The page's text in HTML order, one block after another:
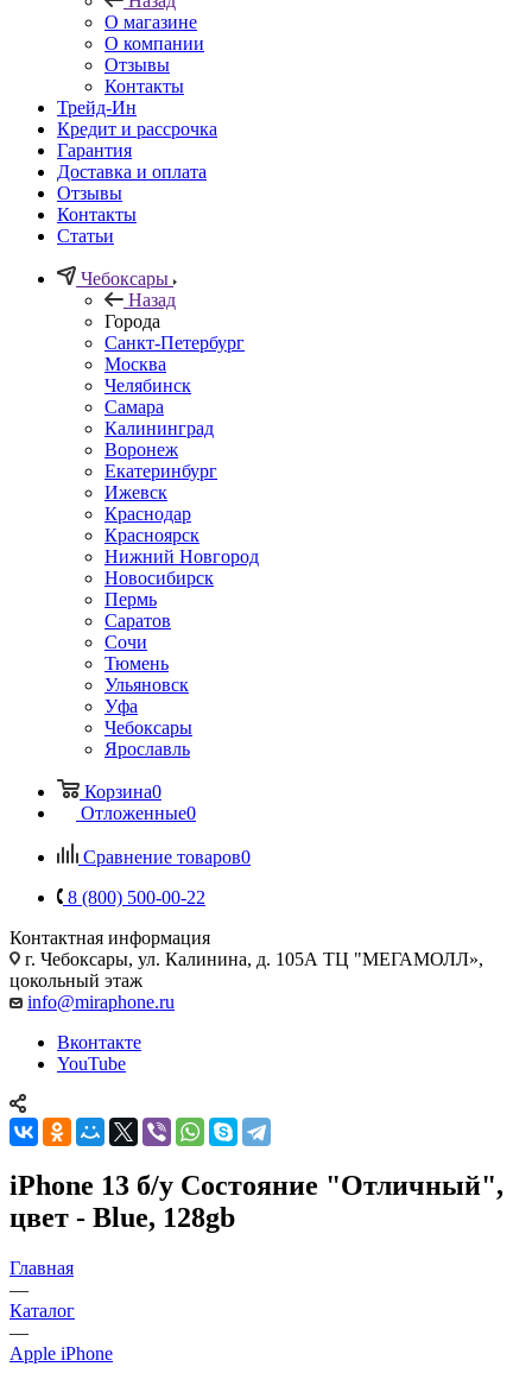
О магазине
О компании
Отзывы
Контакты
Трейд-Ин
Кредит и рассрочка
Гарантия
Доставка и оплата
Отзывы
Контакты
Статьи
Чебоксары
Назад
Города
Санкт-Петербург
Москва
Челябинск
Самара
Калининград
Воронеж
Екатеринбург
Ижевск
Краснодар
Красноярск
Нижний Новгород
Новосибирск
Пермь
Саратов
Сочи
Тюмень
Ульяновск
Уфа
Чебоксары
Ярославль
Корзина0
Отложенные0
Сравнение товаров0
8 (800) 500-00-22
Контактная информация
г. Чебоксары, ул. Калинина, д. 105А ТЦ "МЕГАМОЛЛ»,
цокольный этаж
info@miraphone.ru
Вконтакте
YouTube
iPhone 13 б/у Состояние "Отличный",
цвет - Blue, 128gb
Главная
—
Каталог
—
Apple iPhone